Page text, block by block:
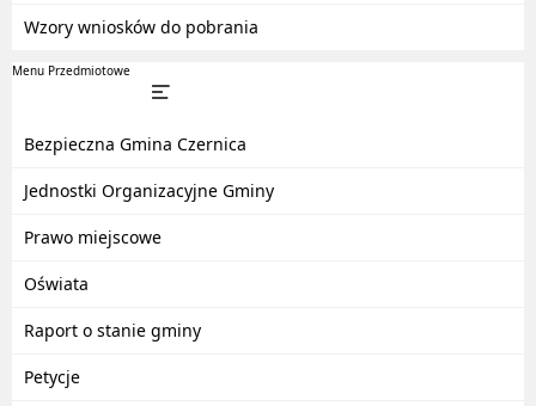
Wzory wniosków do pobrania
Menu Przedmiotowe
Bezpieczna Gmina Czernica
Jednostki Organizacyjne Gminy
Prawo miejscowe
Oświata
Raport o stanie gminy
Petycje